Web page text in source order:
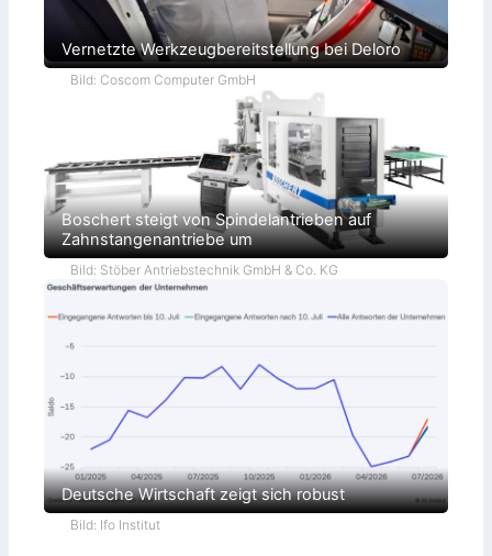
Vernetzte Werkzeugbereitstellung bei Deloro
Bild: Coscom Computer GmbH
Boschert steigt von Spindelantrieben auf
Zahnstangenantriebe um
Bild: Stöber Antriebstechnik GmbH & Co. KG
Deutsche Wirtschaft zeigt sich robust
Bild: Ifo Institut